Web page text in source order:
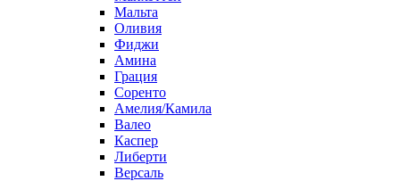
Мальта
Оливия
Фиджи
Амина
Грация
Соренто
Амелия/Камила
Валео
Каспер
Либерти
Версаль